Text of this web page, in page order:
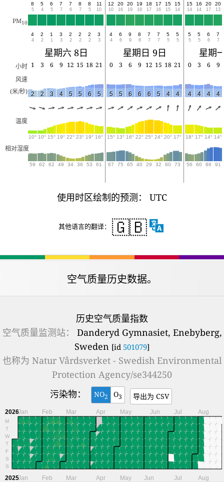
8
5
5
4
6
5
7
7
7
6
8
7
8
5
11
10
12
10
20
16
20
19
19
18
18
17
17
16
15
15
15
14
15
14
16
14
20
17
20
13
PM10
4
4
2
2
1
1
3
3
2
2
2
2
2
2
3
3
4
4
6
6
9
9
8
8
7
7
7
7
5
5
5
5
5
5
5
5
6
6
7
7
星期六 8日 星期日 9日 星期
小时 1 3 6 9 12 15 18 21 0 3 6 9 12 15 18 21 0 3 6
9
风速
(米/秒) 2 2 3 4 5 5 6 5 5 5 6 6 6 5 4 4 4 4 4 4
温度
10° 10° 15° 19° 22° 23° 19° 16° 15° 13° 16° 22° 25° 24° 20° 17° 18° 17° 14° 14°
相对湿度
59 62 62 49 34 36 53 61 67 75 65 40 29 32 60 73 56 60 86 91
使用时区绘制的预测： UTC
其他语言的翻译： 🇬🇧
空气质量历史数据。
历史空气质量指数
空气质量监测站：
Danderyd Gymnasiet, Enebyberg,
Sweden [id 501079]
也称为 Natur Vårdsverket - Swedish Environmental
Protection Agency/se344250
污染物：
NO2 O3 导出为 CSV
2026
M
T
W
T
F
S
S
Jan Feb Mar Apr May Jun Jul Aug
2025Jan Feb Mar Apr May Jun Jul Aug